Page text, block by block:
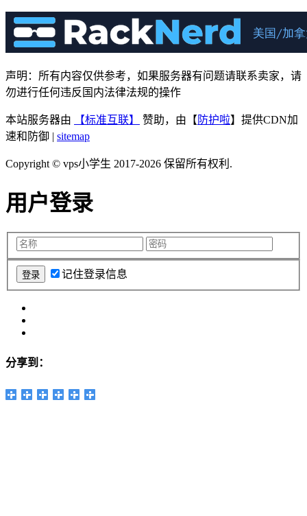
声明：所有内容仅供参考，如果服务器有问题请联系卖家，请
勿进行任何违反国内法律法规的操作
本站服务器由 【标准互联】 赞助，由【 防护啦】提供CDN加
速和防御 | sitemap
Copyright © vps小学生 2017-2026 保留所有权利.
用户登录
记住登录信息
分享到：